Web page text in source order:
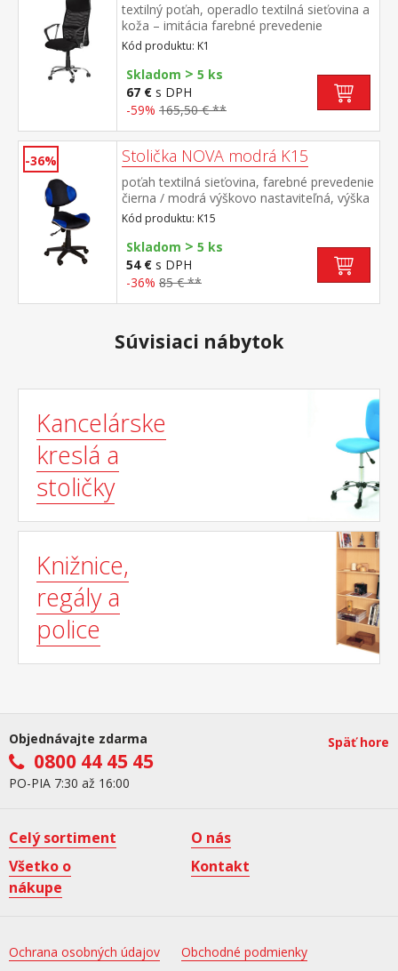
textilný poťah, operadlo textilná sieťovina a
koža – imitácia farebné prevedenie
čierna chrómovaný kríž, hojdací
mechanizmus výška sedu 45-51
cm odporúčaná nosnosť do 120 kg
Kód produktu: K1
Skladom > 5 ks
67 € s DPH
-59% 165,50 € **
-36% Stolička NOVA modrá K15
poťah textilná sieťovina, farebné prevedenie
čierna / modrá výškovo nastaviteľná, výška
sedu 39-48 cm nastaviteľná tuhosť opierky
chrbta, výška opierky 45 cm odporúčaná
nosnosť do 100 kg
Kód produktu: K15
Skladom > 5 ks
54 € s DPH
-36% 85 € **
Súvisiaci nábytok
Kancelárske
kreslá a
stoličky
Knižnice,
regály a
police
Objednávajte zdarma
0800 44 45 45
PO-PIA 7:30 až 16:00
Späť hore
Celý sortiment
O nás
Všetko o
nákupe
Kontakt
Ochrana osobných údajov Obchodné podmienky